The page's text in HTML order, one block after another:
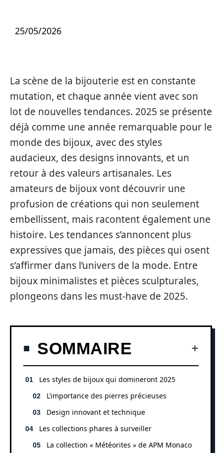
25/05/2026
La scène de la bijouterie est en constante
mutation, et chaque année vient avec son
lot de nouvelles tendances. 2025 se présente
déjà comme une année remarquable pour le
monde des bijoux, avec des styles
audacieux, des designs innovants, et un
retour à des valeurs artisanales. Les
amateurs de bijoux vont découvrir une
profusion de créations qui non seulement
embellissent, mais racontent également une
histoire. Les tendances s’annoncent plus
expressives que jamais, des pièces qui osent
s’affirmer dans l’univers de la mode. Entre
bijoux minimalistes et pièces sculpturales,
plongeons dans les must-have de 2025.
SOMMAIRE
Les styles de bijoux qui domineront 2025
L’importance des pierres précieuses
Design innovant et technique
Les collections phares à surveiller
La collection « Météorites » de APM Monaco